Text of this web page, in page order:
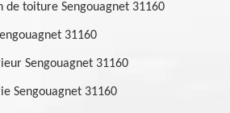
de toiture Sengouagnet 31160
31160
Sengouagnet 31160
Sengouagnet 31160